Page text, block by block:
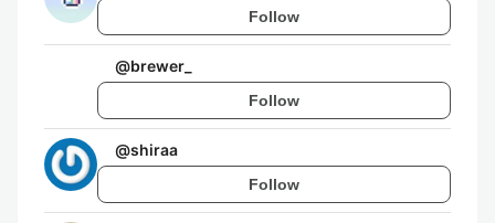
Follow
@brewer_
Follow
@shiraa
Follow